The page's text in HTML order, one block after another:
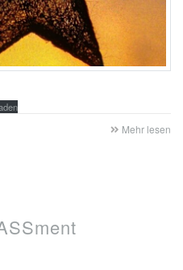
Mehr lesen